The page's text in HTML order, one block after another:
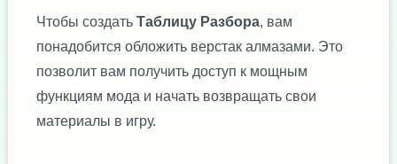
Чтобы создать Таблицу Разбора, вам
понадобится обложить верстак алмазами. Это
позволит вам получить доступ к мощным
функциям мода и начать возвращать свои
материалы в игру.